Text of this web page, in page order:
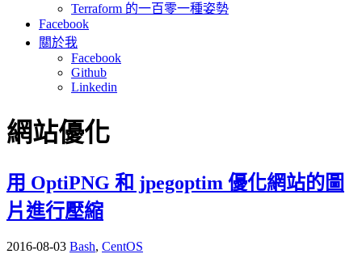
Terraform 的一百零一種姿勢
Facebook
關於我
Facebook
Github
Linkedin
網站優化
用 OptiPNG 和 jpegoptim 優化網站的圖
片進行壓縮
2016-08-03 Bash, CentOS